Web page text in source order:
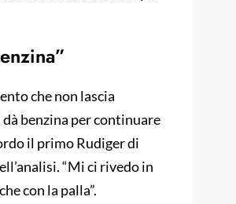
che non lascia
benzina per continuare
il primo Rudiger di
“Mi ci rivedo in
con la palla”.